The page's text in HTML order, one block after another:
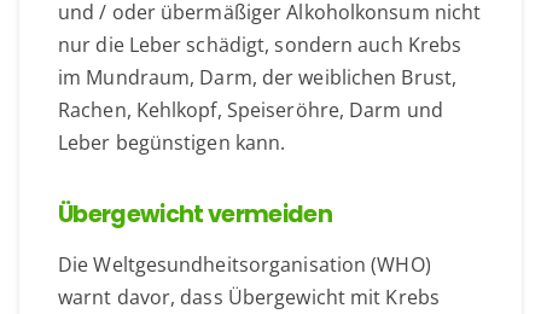
und / oder übermäßiger Alkoholkonsum nicht
nur die Leber schädigt, sondern auch Krebs
im Mundraum, Darm, der weiblichen Brust,
Rachen, Kehlkopf, Speiseröhre, Darm und
Leber begünstigen kann.
Übergewicht vermeiden
Die Weltgesundheitsorganisation (WHO)
warnt davor, dass Übergewicht mit Krebs